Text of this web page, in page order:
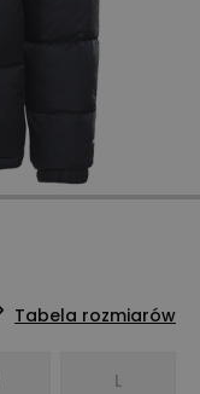
Tabela rozmiarów
L